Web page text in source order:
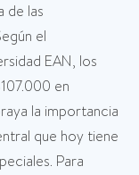
de las
el
EAN, los
en
la importancia
que hoy tiene
Para